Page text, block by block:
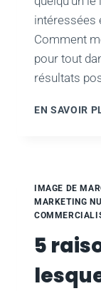
intéressées
Comment
pour tout
résultats
EN SAVOIR
IMAGE DE
MARKETING
5